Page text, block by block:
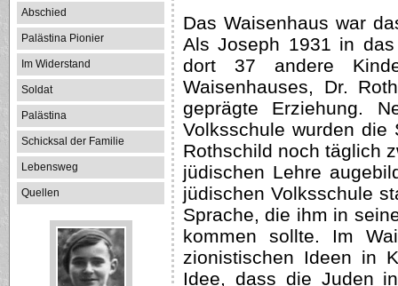
Abschied
Palästina Pionier
Im Widerstand
Soldat
Palästina
Schicksal der Familie
Lebensweg
Quellen
Das Waisenhaus war
Als Joseph 1931 in
dort 37 andere
Waisenhauses, Dr.
geprägte Erziehung.
Volksschule wurden die
Rothschild noch täglich
jüdischen Lehre
jüdischen Volksschule
Sprache, die ihm in
kommen sollte. Im
zionistischen Ideen in
Idee, dass die Juden